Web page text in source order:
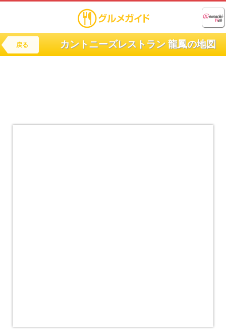
戻る カントニーズレストラン 龍鳳の地図